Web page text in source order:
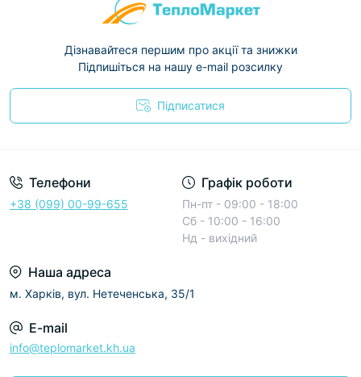
Дізнавайтеся першим про акції та знижки
Підпишіться на нашу e-mail розсилку
Підписатися
Телефони
+38 (099) 00-99-655
Графік роботи
Пн-пт - 09:00 - 18:00
Сб - 10:00 - 16:00
Нд - вихідний
Наша адреса
м. Харків, вул. Нетеченська, 35/1
E-mail
info@teplomarket.kh.ua